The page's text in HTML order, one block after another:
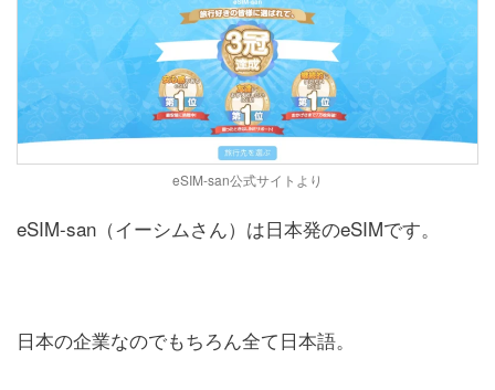
eSIM-san公式サイトより
eSIM-san（イーシムさん）は日本発のeSIMです。
日本の企業なのでもちろん全て日本語。